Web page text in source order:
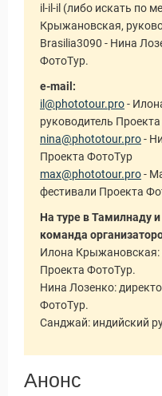
il-il-il (либо искать по
Крыжановская,
Brasilia3090 - Нина
ФотоТур.
e-mail:
il@phototour.pro-
руководитель
nina@phototour.pro-
Проекта ФотоТур
max@phototour.pro-
фестивали Проекта
На туре в Тамилнаду
команда
Илона Крыжановская:
Проекта ФотоТур.
Нина Лозенко:
ФотоТур.
Санджай: индийский
Анонс